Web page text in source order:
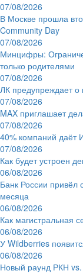
07/08/2026
В Москве прошла
Community Day
07/08/2026
Минцифры:
только родителями
07/08/2026
ЛК предупреждает
07/08/2026
MAX приглашает
07/08/2026
40% компаний даёт
07/08/2026
Как будет устроен
06/08/2026
Банк России привёл
месяца
06/08/2026
Как магистральная
06/08/2026
У Wildberries
06/08/2026
Новый раунд РКН vs.